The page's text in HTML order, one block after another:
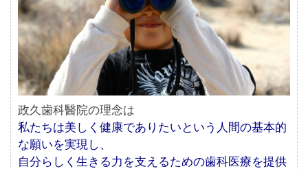
政久歯科醫院の理念は
私たちは美しく健康でありたいという人間の基本的
な願いを実現し、
自分らしく生きる力を支えるための歯科医療を提供